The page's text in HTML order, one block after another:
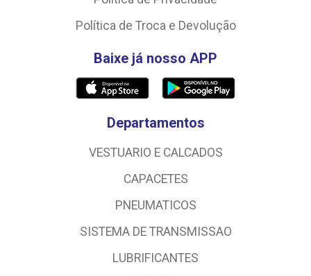
Política de Troca e Devolução
Baixe já nosso APP
Departamentos
VESTUARIO E CALCADOS
CAPACETES
PNEUMATICOS
SISTEMA DE TRANSMISSAO
LUBRIFICANTES